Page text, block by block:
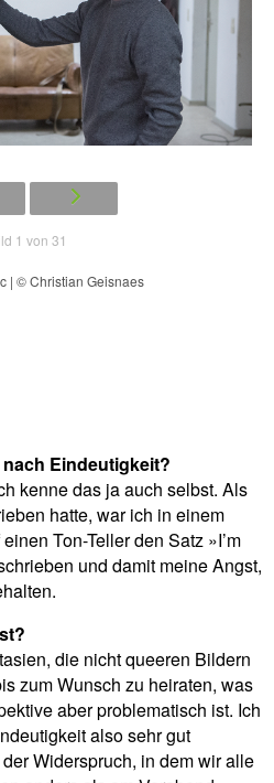
1 von 31
| © Christian Geisnaes
Eindeutigkeit?
kenne das ja auch selbst. Als
hatte, war ich in einem
Ton-Teller den Satz »I’m
und damit meine Angst,
die nicht queeren Bildern
zum Wunsch zu heiraten, was
aber problematisch ist. Ich
also sehr gut
Widerspruch, in dem wir alle